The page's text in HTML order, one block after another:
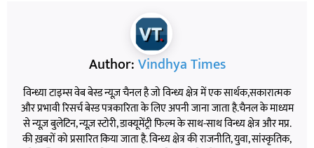
Author:Vindhya Times
विन्ध्या टाइम्स वेब बेस्ड न्यूज़ चैनल है जो विन्ध्य क्षेत्र में एक सार्थक,सकारात्मक
और प्रभावी रिसर्च बेस्ड पत्रकारिता के लिए अपनी जाना जाता है.चैनल के माध्यम
से न्यूज़ बुलेटिन, न्यूज़ स्टोरी, डाक्यूमेंट्री फिल्म के साथ-साथ विन्ध्य क्षेत्र और मप्र.
की ख़बरों को प्रसारित किया जाता है. विन्ध्य क्षेत्र की राजनीति, युवा, सांस्कृतिक,